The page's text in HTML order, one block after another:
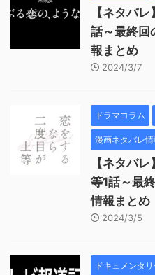
【ネタバ
話～最終回
報まとめ
2024/3/7
ドラマコラム
漫画ネタバレ情
【ネタバ
等1話～最
情報まとめ
2024/3/5
ドキュメンタ